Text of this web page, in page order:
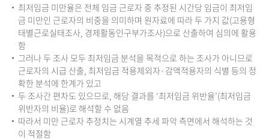
최저임금 미만율은 전체 임금 근로자 중 추정된 시간당 임금이 최저임
금 미만인 근로자의 비중을 의미하며 원자료에 따라 두 가지 값(고용형
태별근로실태조사, 경제활동인구부가조사)으로 산출하여 심의에 활용
함
그러나 두 조사 모두 최저임금 분석을 목적으로 하는 조사가 아니므로
근로자의 시급 산출, 최저임금 적용제외자·감액적용자의 식별 등의 정
확한 분석에 한계가 있고
두 조사간 편차도 있으므로, 해당 결과를 ‘최저임금 위반율’(최저임금
위반자의 비율)로 해석할 수 없음
따라서 미만 근로자 추정치는 시계열 추세 파악 측면에서 해석하는 것
이 적절함